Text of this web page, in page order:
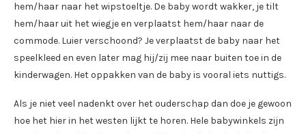
hem/haar naar het wipstoeltje. De baby wordt wakker, je tilt
hem/haar uit het wiegje en verplaatst hem/haar naar de
commode. Luier verschoond? Je verplaatst de baby naar het
speelkleed en even later mag hij/zij mee naar buiten toe in de
kinderwagen. Het oppakken van de baby is vooral iets nuttigs.
Als je niet veel nadenkt over het ouderschap dan doe je gewoon
hoe het hier in het westen lijkt te horen. Hele babywinkels zijn